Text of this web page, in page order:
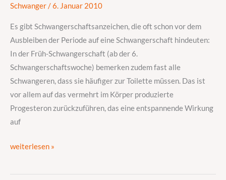
Schwanger/6. Januar 2010
Es gibt Schwangerschaftsanzeichen, die oft schon vor dem
Ausbleiben der Periode auf eine Schwangerschaft hindeuten:
In der Früh-Schwangerschaft (ab der 6.
Schwangerschaftswoche) bemerken zudem fast alle
Schwangeren, dass sie häufiger zur Toilette müssen. Das ist
vor allem auf das vermehrt im Körper produzierte
Progesteron zurückzuführen, das eine entspannende Wirkung
auf
weiterlesen »